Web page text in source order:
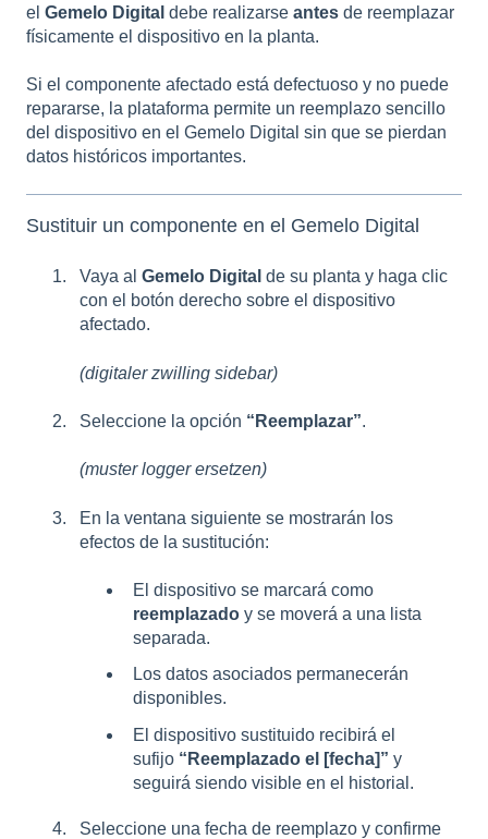
el Gemelo Digital debe realizarse antes de reemplazar
físicamente el dispositivo en la planta.
Si el componente afectado está defectuoso y no puede
repararse, la plataforma permite un reemplazo sencillo
del dispositivo en el Gemelo Digital sin que se pierdan
datos históricos importantes.
Sustituir un componente en el Gemelo Digital
Vaya al Gemelo Digital de su planta y haga clic
con el botón derecho sobre el dispositivo
afectado.
(digitaler zwilling sidebar)
Seleccione la opción “Reemplazar”.
(muster logger ersetzen)
En la ventana siguiente se mostrarán los
efectos de la sustitución:
El dispositivo se marcará como
reemplazado y se moverá a una lista
separada.
Los datos asociados permanecerán
disponibles.
El dispositivo sustituido recibirá el
sufijo “Reemplazado el [fecha]” y
seguirá siendo visible en el historial.
Seleccione una fecha de reemplazo y confirme